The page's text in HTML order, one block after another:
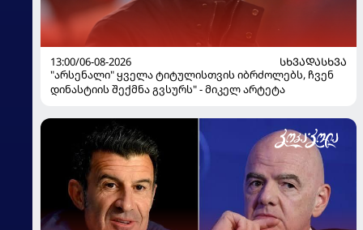
13:00/06-08-2026
ᲡᲮᲕᲐᲓᲐᲡᲮᲕᲐ
"არსენალი" ყველა ტიტულისთვის იბრძოლებს, ჩვენ
დინასტიის შექმნა გვსურს" - მიკელ არტეტა